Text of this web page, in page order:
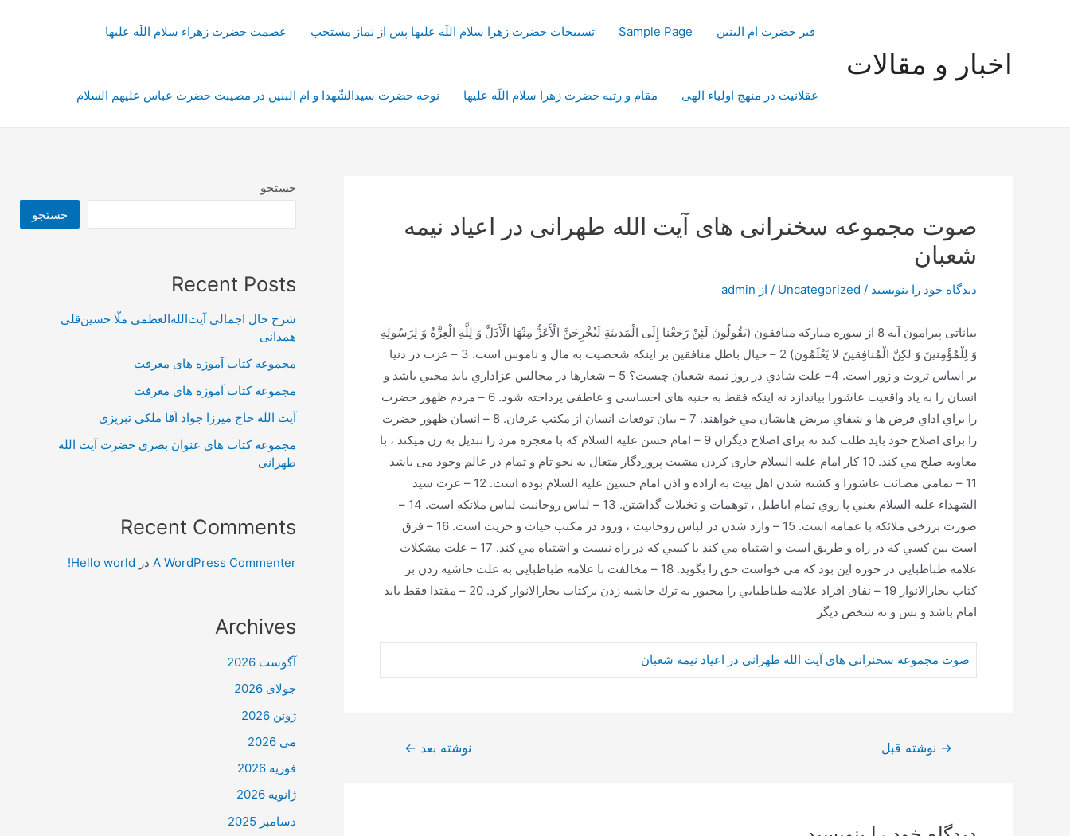
اخبار و مقالات
قبر حضرت ام البنین Sample Page تسبیحات حضرت زهرا سلام اللَه علیها پس از نماز مستحب عصمت حضرت زهراء سلام اللَه علیها
عقلانیت در منهج اولیاء الهی مقام و رتبه حضرت زهرا سلام اللَه علیها نوحه حضرت سیدالشّهدا و ام البنین در مصیبت حضرت عباس علیهم السلام
صوت مجموعه سخنرانی های آیت الله طهرانی در اعیاد نیمه
شعبان
دیدگاه‌ خود را بنویسید /
Uncategorized / از admin
بیاناتی پيرامون آیه 8 از سوره مبارکه منافقون (يَقُولُونَ لَئِنْ رَجَعْنا إِلَی الْمَدينَةِ لَيُخْرِجَنَّ الْأَعَزُّ مِنْهَا الْأَذَلَّ وَ لِلَّهِ الْعِزَّةُ وَ لِرَسُولِهِ
وَ لِلْمُؤْمِنينَ وَ لكِنَّ الْمُنافِقينَ لا يَعْلَمُون) 2 – خيال باطل منافقين بر اينكه شخصيت به مال و ناموس است. 3 – عزت در دنيا
بر اساس ثروت و زور است. 4– علت شادي در روز نيمه شعبان چيست؟ 5 – شعارها در مجالس عزاداري بايد محيي باشد و
انسان را به ياد واقعیت عاشورا بياندازد نه اينكه فقط به جنبه هاي احساسي و عاطفي پرداخته شود. 6 – مردم ظهور حضرت
را براي اداي قرض ها و شفاي مريض هايشان مي خواهند. 7 – بیان توقعات انسان از مكتب عرفان. 8 – انسان ظهور حضرت
را برای اصلاح خود باید طلب کند نه برای اصلاح دیگران 9 – امام حسن عليه السلام كه با معجزه مرد را تبديل به زن ميكند ، با
معاويه صلح مي كند. 10 كار امام علیه السلام جاری کردن مشیت پروردگار متعال به نحو تام و تمام در عالم وجود می باشد
11 – تمامي مصائب عاشورا و كشته شدن اهل بيت به اراده و اذن امام حسين عليه السلام بوده است. 12 – عزت سيد
الشهداء علیه السلام يعني پا روي تمام اباطيل ، توهمات و تخيلات گذاشتن. 13 – لباس روحانيت لباس ملائكه است. 14 –
صورت برزخي ملائكه با عمامه است. 15 – وارد شدن در لباس روحانيت ، ورود در مكتب حيات و حريت است. 16 – فرق
است بين كسي كه در راه و طريق است و اشتباه مي كند با كسي كه در راه نيست و اشتباه مي كند. 17 – علت مشكلات
علامه طباطبايي در حوزه اين بود كه مي خواست حق را بگويد. 18 – مخالفت با علامه طباطبايي به علت حاشيه زدن بر
کتاب بحارالانوار 19 – نفاق افراد علامه طباطبايي را مجبور به ترك حاشيه زدن برکتاب بحارالانوار كرد. 20 – مقتدا فقط بايد
امام باشد و بس و نه شخص ديگر
صوت مجموعه سخنرانی های آیت الله طهرانی در اعیاد نیمه شعبان
راهبری
→ نوشته قبل نوشته بعد ←
جستجو
جستجو
Recent Posts
شرح حال اجمالی آیت‌الله‌العظمی ملّا حسین‌قلی
همدانی
مجموعه کتاب آموزه های معرفت
مجموعه کتاب آموزه های معرفت
آیت اللَه حاج میرزا جواد آقا ملکی تبریزی
مجموعه کتاب های عنوان بصری حضرت آیت الله
طهرانی
Recent Comments
A WordPress Commenter در Hello world!
Archives
آگوست 2026
جولای 2026
ژوئن 2026
می 2026
فوریه 2026
ژانویه 2026
دسامبر 2025